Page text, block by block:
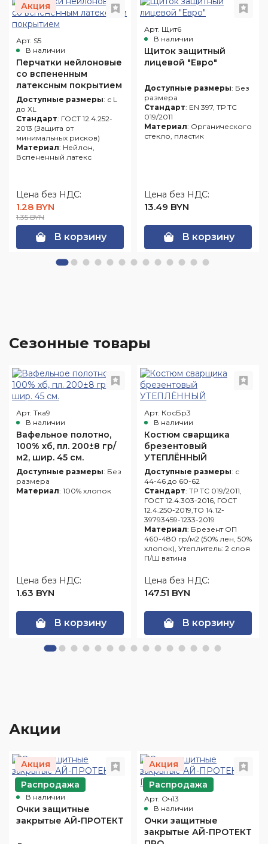
Акция
Арт. S5
В наличии
Перчатки нейлоновые
со вспененным
латексным покрытием
Доступные размеры: с L
до XL
Стандарт: ГОСТ 12.4.252-
2013 (Защита от
минимальных рисков)
Материал: Нейлон,
Вспененный латекс
Цена без НДС:
1.28 BYN
1.35 BYN
В корзину
Арт. Щит6
В наличии
Щиток защитный
лицевой "Евро"
Доступные размеры: Без
размера
Стандарт: EN 397, ТР ТС
019/2011
Материал: Органического
стекло, пластик
Цена без НДС:
13.49 BYN
В корзину
Сезонные товары
Арт. Тка9
В наличии
Вафельное полотно,
100% хб, пл. 200±8 гр/
м2, шир. 45 см.
Доступные размеры: Без
размера
Материал: 100% хлопок
Цена без НДС:
1.63 BYN
В корзину
Арт. КосБр3
В наличии
Костюм сварщика
брезентовый
УТЕПЛЁННЫЙ
Доступные размеры: с
44-46 до 60-62
Стандарт: ТР ТС 019/2011,
ГОСТ 12.4.303-2016, ГОСТ
12.4.250-2019,ТО 14.12-
39793459-1233-2019
Материал: Брезент ОП
460-480 гр/м2 (50% лен, 50%
хлопок), Утеплитель: 2 слоя
П/Ш ватина
Цена без НДС:
147.51 BYN
В корзину
Акции
Акция
Распродажа
Арт. Оч10
В наличии
Очки защитные
закрытые АЙ-ПРОТЕКТ
Акция
Распродажа
Арт. Оч13
В наличии
Очки защитные
закрытые АЙ-ПРОТЕКТ